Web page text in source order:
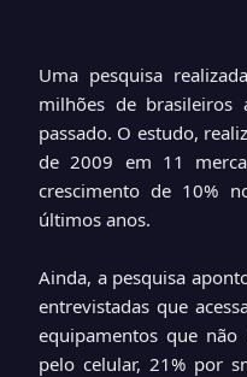
Uma pesquisa
milhões de brasileiros
passado. O estudo,
de 2009 em 11
crescimento de 10%
últimos anos.
Ainda, a pesquisa
entrevistadas que
equipamentos que não
pelo celular, 21% por